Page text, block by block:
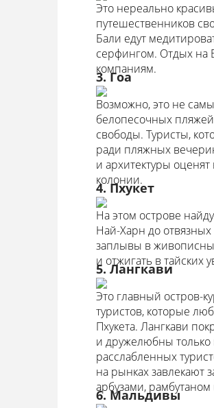
Это нереально
путешественников
Бали едут
серфингом. Отдых на
компаниям.
3. Гоа
Возможно, это не
белопесочных пляжей
свободы. Туристы,
ради пляжных
и архитектуры
колонии.
4. Пхукет
На этом острове
Най-Харн до
заплывы в
и отжигать в тайских
5. Лангкави
Это главный остров-
туристов, которые
Пхукета. Лангкави
и дружелюбны только
расслабленных
на рынках завлекают
арбузами,
6. Мальдивы